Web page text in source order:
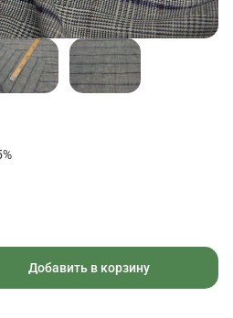
Добавить в корзину